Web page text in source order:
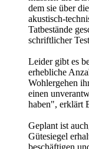
dem sie über
akustisch-
Tatbestände
schriftlicher
Leider gibt es
erhebliche
Wohlergehen
einen
haben", erklärt
Geplant ist
Gütesiegel
beschäftigen